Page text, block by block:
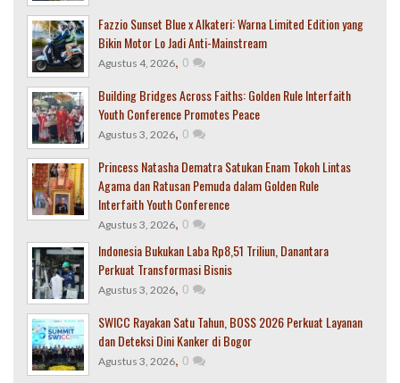
Fazzio Sunset Blue x Alkateri: Warna Limited Edition yang
Bikin Motor Lo Jadi Anti-Mainstream
Agustus 4, 2026, 0
Building Bridges Across Faiths: Golden Rule Interfaith
Youth Conference Promotes Peace
Agustus 3, 2026, 0
Princess Natasha Dematra Satukan Enam Tokoh Lintas
Agama dan Ratusan Pemuda dalam Golden Rule
Interfaith Youth Conference
Agustus 3, 2026, 0
Indonesia Bukukan Laba Rp8,51 Triliun, Danantara
Perkuat Transformasi Bisnis
Agustus 3, 2026, 0
SWICC Rayakan Satu Tahun, BOSS 2026 Perkuat Layanan
dan Deteksi Dini Kanker di Bogor
Agustus 3, 2026, 0